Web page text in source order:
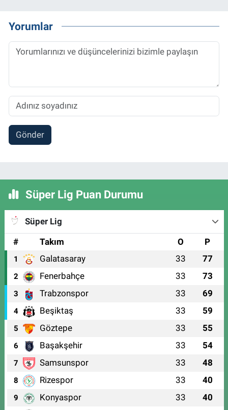
Yorumlar
Gönder
Süper Lig Puan Durumu
Süper Lig
#
Takım O P
1 Galatasaray 33 77
2 Fenerbahçe 33 73
3 Trabzonspor 33 69
4 Beşiktaş 33 59
5 Göztepe 33 55
6 Başakşehir 33 54
7 Samsunspor 33 48
8 Rizespor 33 40
9 Konyaspor 33 40